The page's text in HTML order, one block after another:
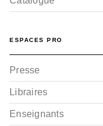
ESPACES PRO
Presse
Libraires
Enseignants